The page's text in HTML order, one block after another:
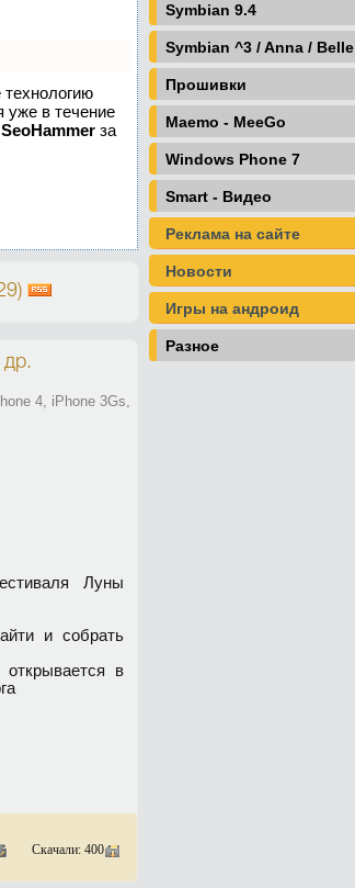
уже в течение
SeoHammer за
др.
4, iPhone 3Gs,
Луны
и собрать
открывается в
Скачали: 400
Symbian 9.4
Symbian ^3 / Anna / Belle
Прошивки
Maemo - MeeGo
Windows Phone 7
Smart - Видео
Реклама на сайте
Новости
Игры на андроид
Разное